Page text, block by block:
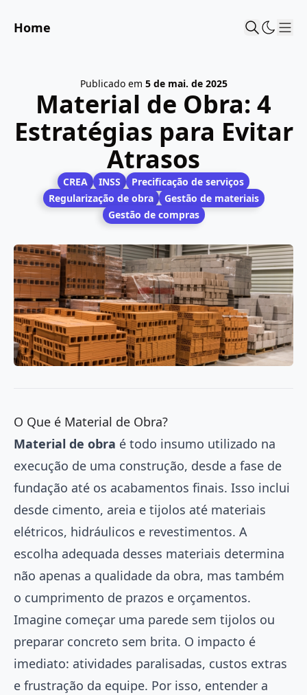
Home
Publicado em 5 de mai. de 2025
Material de Obra: 4
Estratégias para Evitar
Atrasos
CREA INSS
Precificação de serviços
Regularização de obra
Gestão de materiais
Gestão de compras
O Que é Material de Obra?
Material de obra é todo insumo utilizado na
execução de uma construção, desde a fase de
fundação até os acabamentos finais. Isso inclui
desde cimento, areia e tijolos até materiais
elétricos, hidráulicos e revestimentos. A
escolha adequada desses materiais determina
não apenas a qualidade da obra, mas também
o cumprimento de prazos e orçamentos.
Imagine começar uma parede sem tijolos ou
preparar concreto sem brita. O impacto é
imediato: atividades paralisadas, custos extras
e frustração da equipe. Por isso, entender a